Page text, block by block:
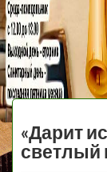
«Дарит
светлый